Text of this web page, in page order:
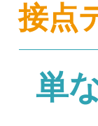
接点
単